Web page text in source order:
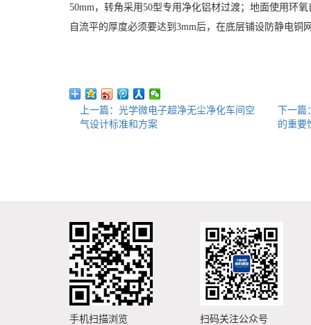
50mm ，转角采用50型专用净化铝材过渡；地面使用环
自流平的厚度必须要达到 3mm后，在底层铺设防静电铜
上一篇：光学微电子超净无尘净化车间空
气设计标准和方案
下一篇
的重要
手机扫描浏览
扫码关注公众号